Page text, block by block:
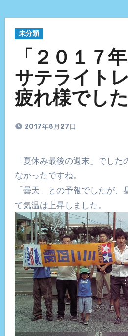
未分類
「２０１
サテライト
疲れ様でした
2017年8月27日
「夏休み最後の週末」でしたので、参加人数は少
なかったですね。
「曇天」との予報でしたが、
て気温は上昇しました。